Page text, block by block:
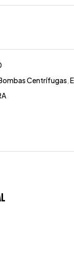
Centrífugas,